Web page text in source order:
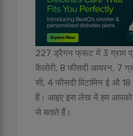
227 ड्रैगन फ्रूट में 3 ग्राम
कैलोरी, 8 फीसदी आयरन, 7
सी, 4 फीसदी विटामिन ई औ
हैं। आइए इस लेख में हम आपको
से बताते हैं।